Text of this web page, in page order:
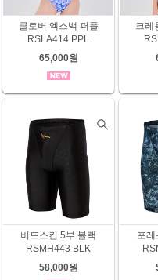
클로버 엑스백 퍼플
RSLA414 PPL
65,000원
크레
버드스킨 5부 블랙
RSMH443 BLK
58,000원
포레